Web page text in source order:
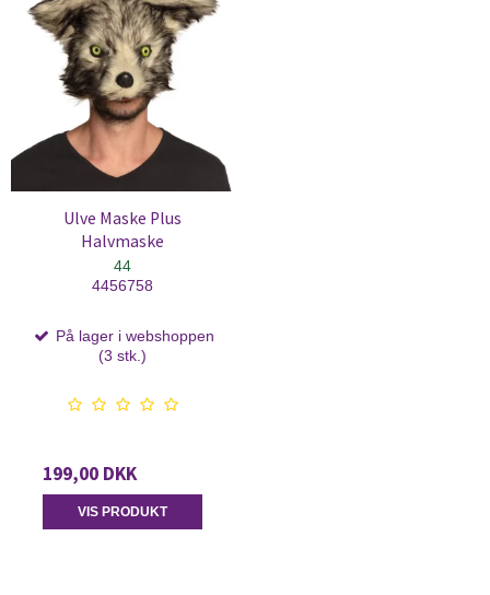
Ulve Maske Plus
Halvmaske
44
4456758
På lager i webshoppen
(3 stk.)
199,00 DKK
VIS PRODUKT